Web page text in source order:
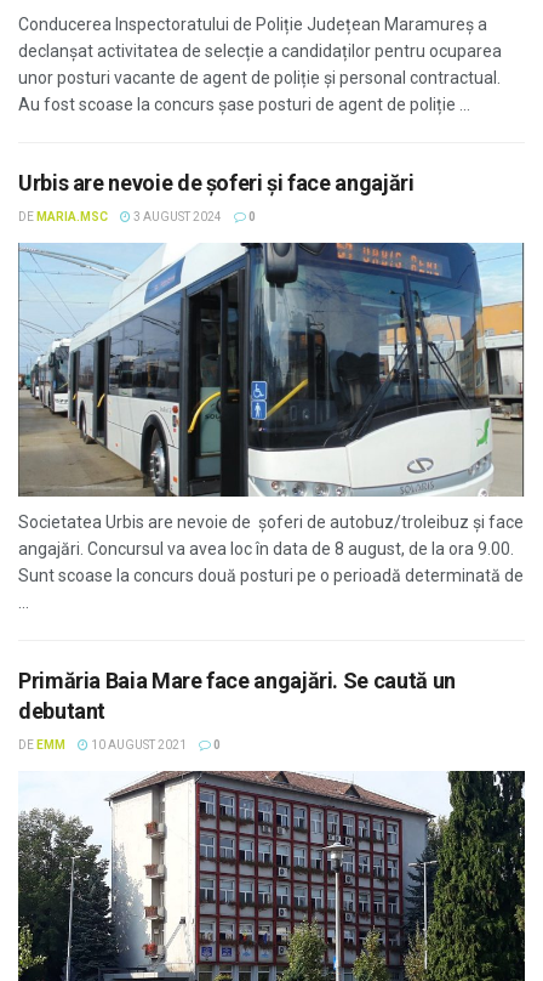
Conducerea Inspectoratului de Poliție Județean Maramureș a
declanșat activitatea de selecție a candidaților pentru ocuparea
unor posturi vacante de agent de poliție și personal contractual.
Au fost scoase la concurs șase posturi de agent de poliție ...
Urbis are nevoie de șoferi și face angajări
DE MARIA.MSC 3 AUGUST 2024 0
Societatea Urbis are nevoie de șoferi de autobuz/troleibuz și face
angajări. Concursul va avea loc în data de 8 august, de la ora 9.00.
Sunt scoase la concurs două posturi pe o perioadă determinată de
Primăria Baia Mare face angajări. Se caută un
debutant
DE EMM 10 AUGUST 2021 0